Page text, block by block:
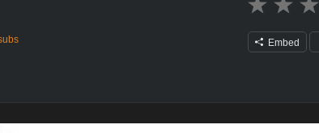
Embed